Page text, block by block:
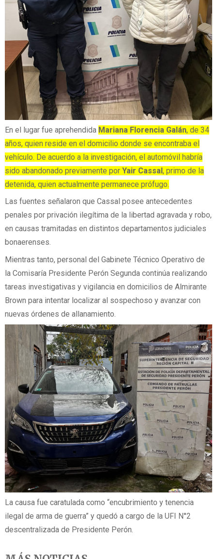
En el lugar fue aprehendida Mariana Florencia Galán, de 34
años, quien reside en el domicilio donde se encontraba el
vehículo. De acuerdo a la investigación, el automóvil habría
sido abandonado previamente por Yair Cassal, primo de la
detenida, quien actualmente permanece prófugo.
Las fuentes señalaron que Cassal posee antecedentes
penales por privación ilegítima de la libertad agravada y robo,
en causas tramitadas en distintos departamentos judiciales
bonaerenses.
Mientras tanto, personal del Gabinete Técnico Operativo de
la Comisaría Presidente Perón Segunda continúa realizando
tareas investigativas y vigilancia en domicilios de Almirante
Brown para intentar localizar al sospechoso y avanzar con
nuevas órdenes de allanamiento.
La causa fue caratulada como “encubrimiento y tenencia
ilegal de arma de guerra” y quedó a cargo de la UFI N°2
descentralizada de Presidente Perón.